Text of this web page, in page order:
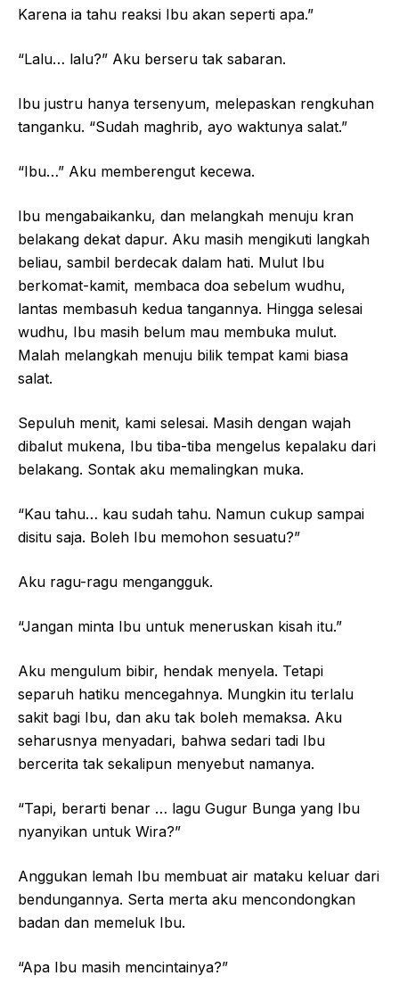
Karena ia tahu reaksi Ibu akan seperti apa.”
“Lalu… lalu?” Aku berseru tak sabaran.
Ibu justru hanya tersenyum, melepaskan rengkuhan
tanganku. “Sudah maghrib, ayo waktunya salat.”
“Ibu…” Aku memberengut kecewa.
Ibu mengabaikanku, dan melangkah menuju kran
belakang dekat dapur. Aku masih mengikuti langkah
beliau, sambil berdecak dalam hati. Mulut Ibu
berkomat-kamit, membaca doa sebelum wudhu,
lantas membasuh kedua tangannya. Hingga selesai
wudhu, Ibu masih belum mau membuka mulut.
Malah melangkah menuju bilik tempat kami biasa
salat.
Sepuluh menit, kami selesai. Masih dengan wajah
dibalut mukena, Ibu tiba-tiba mengelus kepalaku dari
belakang. Sontak aku memalingkan muka.
“Kau tahu… kau sudah tahu. Namun cukup sampai
disitu saja. Boleh Ibu memohon sesuatu?”
Aku ragu-ragu mengangguk.
“Jangan minta Ibu untuk meneruskan kisah itu.”
Aku mengulum bibir, hendak menyela. Tetapi
separuh hatiku mencegahnya. Mungkin itu terlalu
sakit bagi Ibu, dan aku tak boleh memaksa. Aku
seharusnya menyadari, bahwa sedari tadi Ibu
bercerita tak sekalipun menyebut namanya.
“Tapi, berarti benar … lagu Gugur Bunga yang Ibu
nyanyikan untuk Wira?”
Anggukan lemah Ibu membuat air mataku keluar dari
bendungannya. Serta merta aku mencondongkan
badan dan memeluk Ibu.
“Apa Ibu masih mencintainya?”